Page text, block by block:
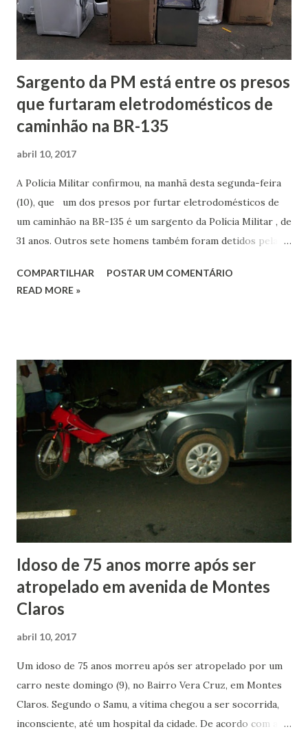
em Jacarepaguá, na zona oeste do Rio, que é a mais próxima
do Projac, onde é gravado o reality show. Durante a bri...
Sargento da PM está entre os presos
que furtaram eletrodomésticos de
caminhão na BR-135
abril 10, 2017
A Polícia Militar confirmou, na manhã desta segunda-feira
(10), que um dos presos por furtar eletrodomésticos de
um caminhão na BR-135 é um sargento da Polícia Militar , de
31 anos. Outros sete homens também foram detidos pela
(9). Segundo a PRF, eles estavam em três caminhões e um
lotado em Curvelo e foi autuado por furto qualificado. Ele
foi encaminhado ao 10º batalhão da Polícia Militar em
Montes Claros onde permanece à disposição da Justiça. Os
outros presos foram levados para o presídio. Em nota, a
assessoria de comunicação da PM de Curvelo informou ao
G1 que o Comando da Polícia Militar já está ciente da
conduta do Policial Mil...
COMPARTILHAR
POSTAR UM COMENTÁRIO
READ MORE »
Idoso de 75 anos morre após ser
atropelado em avenida de Montes
Claros
abril 10, 2017
Um idoso de 75 anos morreu após ser atropelado por um
carro neste domingo (9), no Bairro Vera Cruz, em Montes
Claros. Segundo o Samu, a vítima chegou a ser socorrida,
inconsciente, até um hospital da cidade. De acordo com a